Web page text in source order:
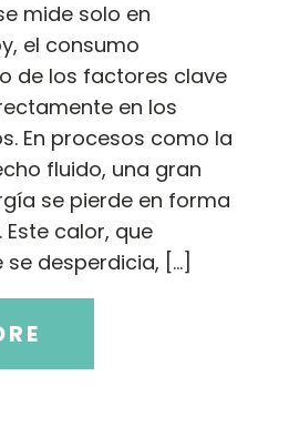
mide solo en
el consumo
de los factores clave
en los
En procesos como la
fluido, una gran
se pierde en forma
calor, que
desperdicia, […]